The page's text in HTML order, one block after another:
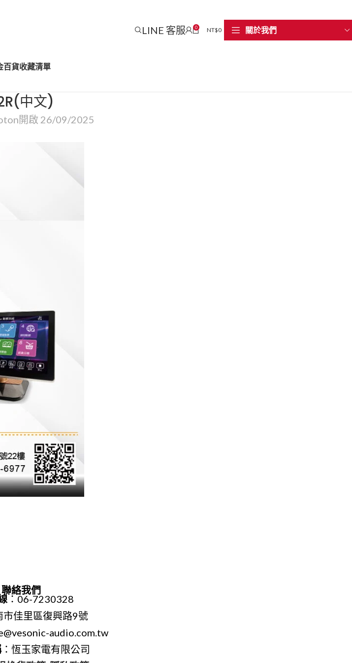
LINE 客服 0 NT$0 關於我們
百貨收藏清單
中文)
開啟 26/09/2025
聯絡我們
：06-7230328
市佳里區復興路9號
audio.com.tw
：恆玉家電有限公司